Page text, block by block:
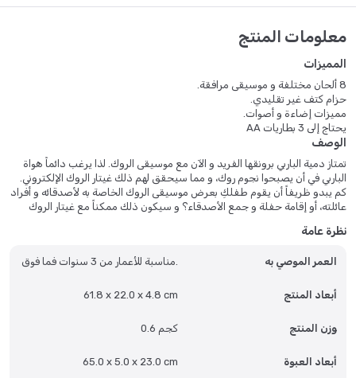
معلومات المنتج
المميزات
8 ألحان مختلفة و موسيقى مرافقة.
حزام كتف غير تقليدي.
مميزات إضاءة و أصوات.
يحتاج إلى 3 بطاريات AA
الوصف
تمتاز دمية الباربي برونقها الفريد و الآن مع موسيقى الروك. لذا يرغب دائماً هواة
الباربي في أن يصبحوا نجوم روك، و مما سيحقق لهم ذلك غيتار الروك الإلكتروني.
كم يبدو ظريفاً أن يقوم طفلكِ بعرض موسيقى الروك الخاصة به لأصدقائه و أفراد
عائلته، أو إقامة حفلة و جمع الأصدقاء؟ و سيكون ذلك ممكناً مع غيتار الروك
حزام للكتف غير تقليدي بلون زهري و ميزة تحكم بدرجة الصوت و السرعة.
لكل فتاة.
نظرة عامة
العمر الموصي به مناسبة للأعمار من 3 سنوات فما فوق.
أبعاد المنتج 61.8 x 22.0 x 4.8 cm
وزن المنتج 0.6 كجم
أبعاد العبوة 65.0 x 5.0 x 23.0 cm